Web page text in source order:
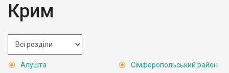
Крим
Алушта
Сімферопольський район